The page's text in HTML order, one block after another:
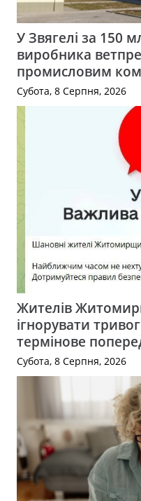
У Звягелі за 150
виробника
промисловим
Субота, 8 Серпня, 2026
Жителів
ігнорувати
термінове
Субота, 8 Серпня, 2026